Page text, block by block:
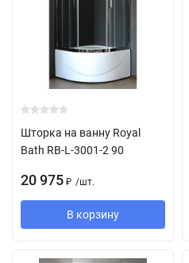
Шторка на ванну Royal
Bath RB-L-3001-2 90
20 975 ₽ /шт.
В корзину